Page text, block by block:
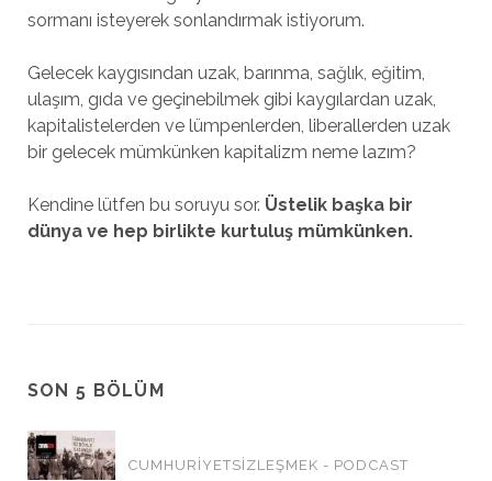
sormanı isteyerek sonlandırmak istiyorum.
Gelecek kaygısından uzak, barınma, sağlık, eğitim,
ulaşım, gıda ve geçinebilmek gibi kaygılardan uzak,
kapitalistelerden ve lümpenlerden, liberallerden uzak
bir gelecek mümkünken kapitalizm neme lazım?
Kendine lütfen bu soruyu sor. Üstelik başka bir
dünya ve hep birlikte kurtuluş mümkünken.
SON 5 BÖLÜM
CUMHURİYETSİZLEŞMEK - PODCAST